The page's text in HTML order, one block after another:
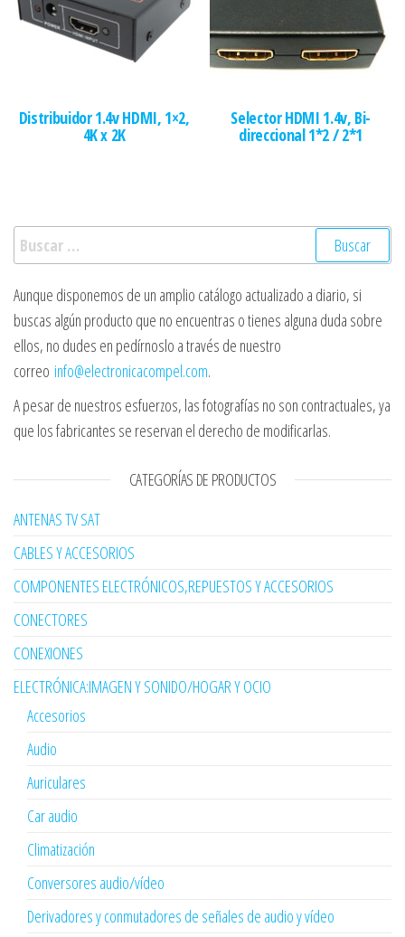
Distribuidor 1.4v HDMI, 1×2,
4K x 2K
Selector HDMI 1.4v, Bi-
direccional 1*2 / 2*1
Buscar:
Aunque disponemos de un amplio catálogo actualizado a diario, si
buscas algún producto que no encuentras o tienes alguna duda sobre
ellos, no dudes en pedírnoslo a través de nuestro
correo info@electronicacompel.com.
A pesar de nuestros esfuerzos, las fotografías no son contractuales, ya
que los fabricantes se reservan el derecho de modificarlas.
CATEGORÍAS DE PRODUCTOS
ANTENAS TV SAT
CABLES Y ACCESORIOS
COMPONENTES ELECTRÓNICOS,REPUESTOS Y ACCESORIOS
CONECTORES
CONEXIONES
ELECTRÓNICA:IMAGEN Y SONIDO/HOGAR Y OCIO
Accesorios
Audio
Auriculares
Car audio
Climatización
Conversores audio/vídeo
Derivadores y conmutadores de señales de audio y vídeo